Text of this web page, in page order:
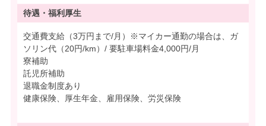
待遇・ 福利厚生
交通費支給（3万円まで/月）※マイカー通勤の場合は、ガ
ソリン代（20円/km）/ 要駐車場料金4,000円/月
寮補助
託児所補助
退職金制度あり
健康保険、厚生年金、雇用保険、労災保険